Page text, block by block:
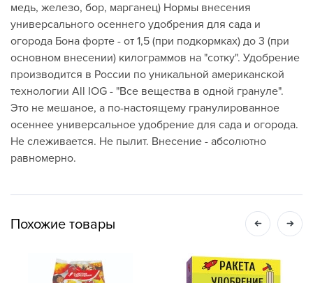
медь, железо, бор, марганец) Нормы внесения
универсального осеннего удобрения для сада и
огорода Бона форте - от 1,5 (при подкормках) до 3 (при
основном внесении) килограммов на "сотку". Удобрение
производится в России по уникальной американской
технологии All IOG - "Все вещества в одной грануле".
Это не мешаное, а по-настоящему гранулированное
осеннее универсальное удобрение для сада и огорода.
Не слеживается. Не пылит. Внесение - абсолютно
равномерно.
Похожие товары